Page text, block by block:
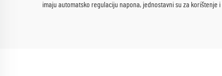
imaju automatsko regulaciju napona, jednostavni su za